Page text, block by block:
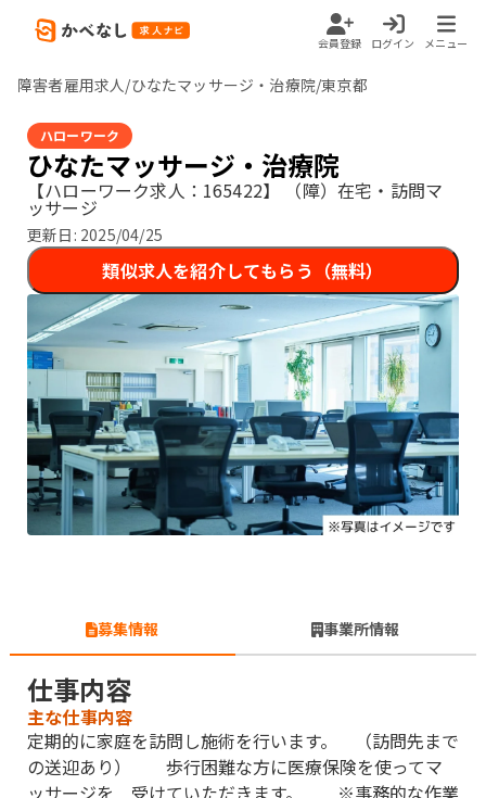
会員登録 ログイン メニュー
障害者雇用求人/ひなたマッサージ・治療院/東京都
ハローワーク
ひなたマッサージ・治療院
【ハローワーク求人：165422】 （障）在宅・訪問マ
ッサージ
更新日: 2025/04/25
類似求人を紹介してもらう（無料）
募集情報 事業所情報
仕事内容
主な仕事内容
定期的に家庭を訪問し施術を行います。 （訪問先まで
の送迎あり） 歩行困難な方に医療保険を使ってマ